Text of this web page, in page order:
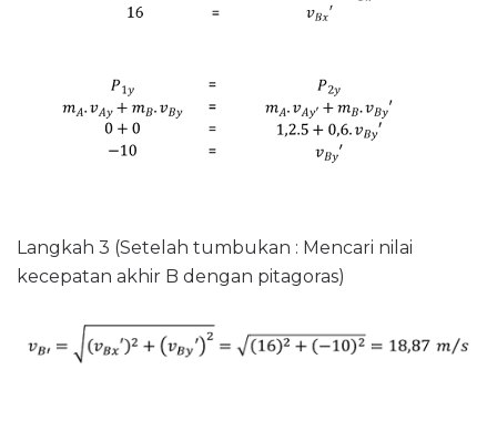
Langkah 3 (Setelah tumbukan : Mencari nilai
kecepatan akhir B dengan pitagoras)